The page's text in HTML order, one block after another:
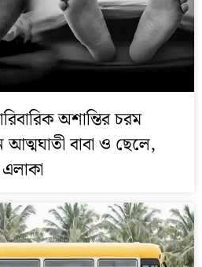
অশান্তির চরম
বাবা ও ছেলে,